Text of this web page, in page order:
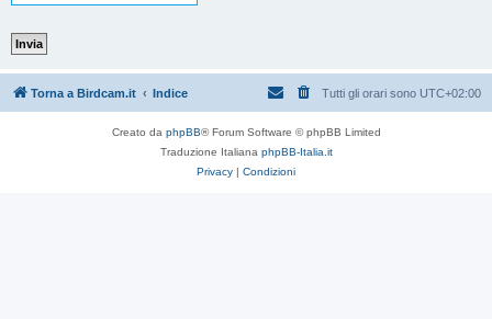
Torna a Birdcam.it Indice Tutti gli orari sono UTC+02:00
Creato da phpBB® Forum Software © phpBB Limited
Traduzione Italiana phpBB-Italia.it
Privacy | Condizioni